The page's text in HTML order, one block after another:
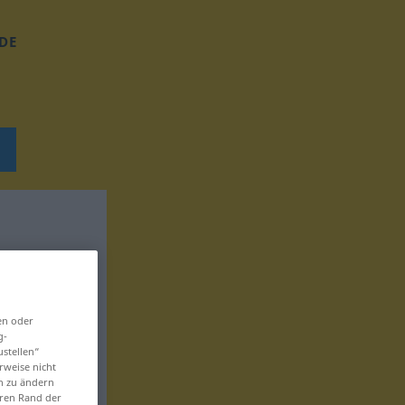
DE
oder
nicht
zu ändern
Rand der